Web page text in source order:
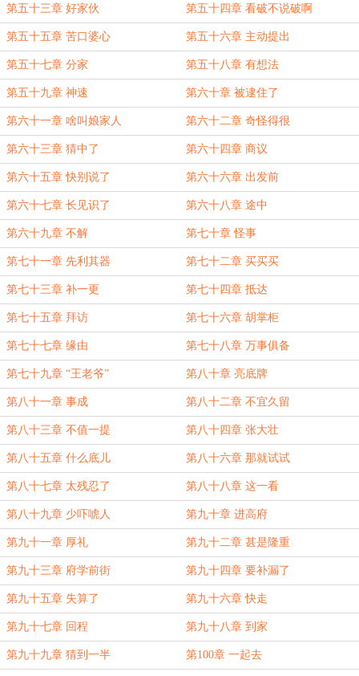
第五十三章 好家伙 第五十四章 看破不说破啊
第五十五章 苦口婆心 第五十六章 主动提出
第五十七章 分家 第五十八章 有想法
第五十九章 神速 第六十章 被逮住了
第六十一章 啥叫娘家人 第六十二章 奇怪得很
第六十三章 猜中了 第六十四章 商议
第六十五章 快别说了 第六十六章 出发前
第六十七章 长见识了 第六十八章 途中
第六十九章 不解 第七十章 怪事
第七十一章 先利其器 第七十二章 买买买
第七十三章 补一更 第七十四章 抵达
第七十五章 拜访 第七十六章 胡掌柜
第七十七章 缘由 第七十八章 万事俱备
第七十九章 “王老爷” 第八十章 亮底牌
第八十一章 事成 第八十二章 不宜久留
第八十三章 不值一提 第八十四章 张大壮
第八十五章 什么底儿 第八十六章 那就试试
第八十七章 太残忍了 第八十八章 这一看
第八十九章 少吓唬人 第九十章 进高府
第九十一章 厚礼 第九十二章 甚是隆重
第九十三章 府学前街 第九十四章 要补漏了
第九十五章 失算了 第九十六章 快走
第九十七章 回程 第九十八章 到家
第九十九章 猜到一半 第100章 一起去